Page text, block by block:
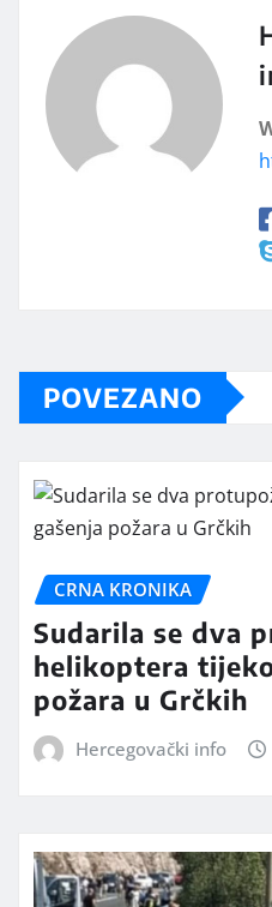
POVEZANO
CRNA KRONIKA
Sudarila se dva
helikoptera
požara u Grčkih
Hercegovački info